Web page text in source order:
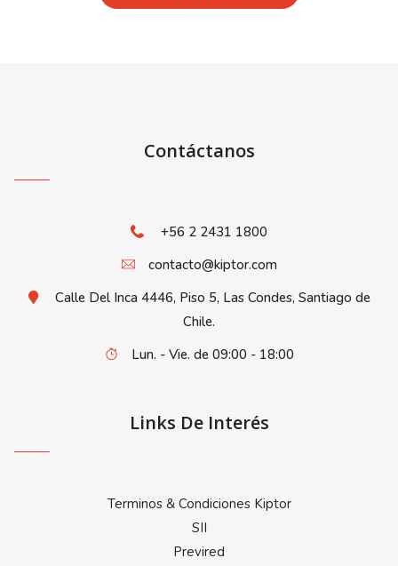
Contáctanos
+56 2 2431 1800
contacto@kiptor.com
Calle Del Inca 4446, Piso 5, Las Condes, Santiago de
Chile.
Lun. - Vie. de 09:00 - 18:00
Links De Interés
Terminos & Condiciones Kiptor
SII
Previred